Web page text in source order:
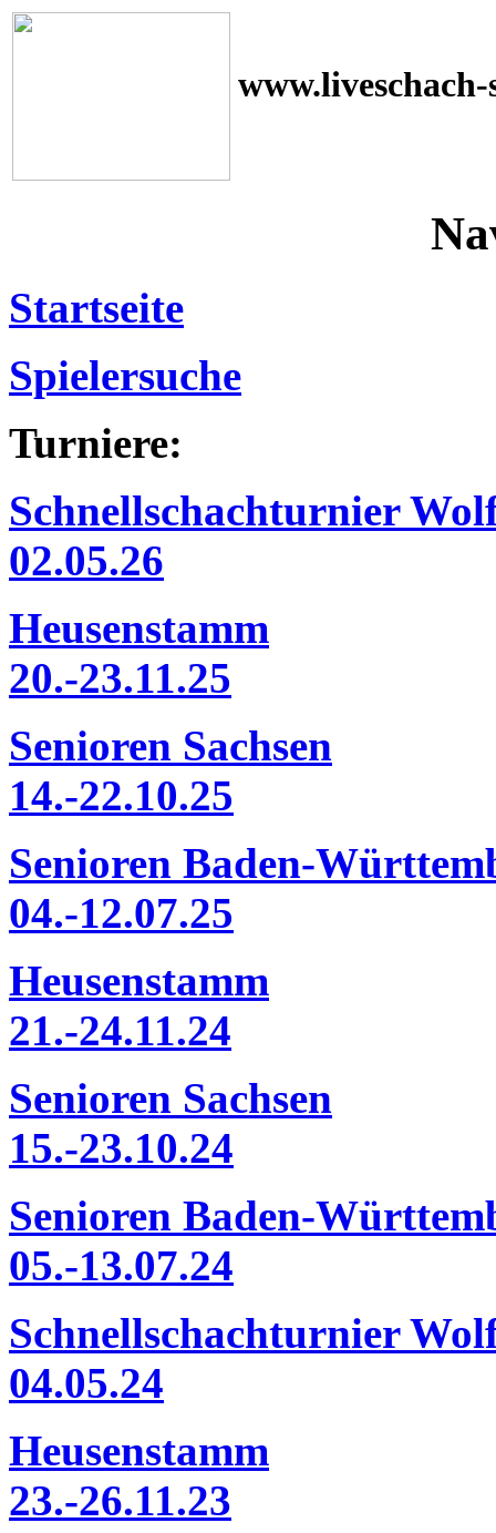
www.liveschach-
Startseite
Spielersuche
Turniere:
Schnellschachturnier
02.05.26
Heusenstamm
20.-23.11.25
Senioren Sachsen
14.-22.10.25
Senioren Baden-
04.-12.07.25
Heusenstamm
21.-24.11.24
Senioren Sachsen
15.-23.10.24
Senioren Baden-
05.-13.07.24
Schnellschachturnier
04.05.24
Heusenstamm
23.-26.11.23